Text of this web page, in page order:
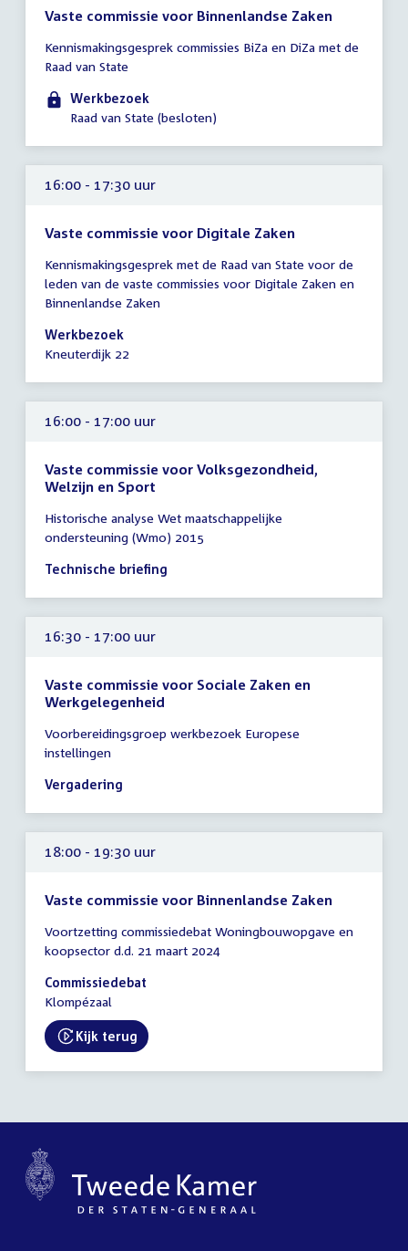
Vaste commissie voor Binnenlandse Zaken
vergadering
16:00
17:30
Kennismakingsgesprek commissies BiZa en DiZa met de
Raad van State
Werkbezoek
Raad van State (besloten)
16:00 - 17:30 uur
Vaste commissie voor Digitale Zaken
vergadering
16:00
-
17:30
uur
Kennismakingsgesprek met de Raad van State voor de
leden van de vaste commissies voor Digitale Zaken en
Binnenlandse Zaken
Werkbezoek
Kneuterdijk 22
16:00 - 17:00 uur
Vaste commissie voor Volksgezondheid,
Welzijn en Sport
vergadering
16:00
-
uur
Historische analyse Wet maatschappelijke
ondersteuning (Wmo) 2015
Technische briefing
16:30 - 17:00 uur
Vaste commissie voor Sociale Zaken en
Werkgelegenheid
vergadering
16:30
-
17:00
uur
Voorbereidingsgroep werkbezoek Europese
instellingen
Vergadering
18:00 - 19:30 uur
Vaste commissie voor Binnenlandse Zaken
vergadering
18:00
-
19:30
Voortzetting commissiedebat Woningbouwopgave en
koopsector d.d. 21 maart 2024
Commissiedebat
Klompézaal
External link:
Kijk terug